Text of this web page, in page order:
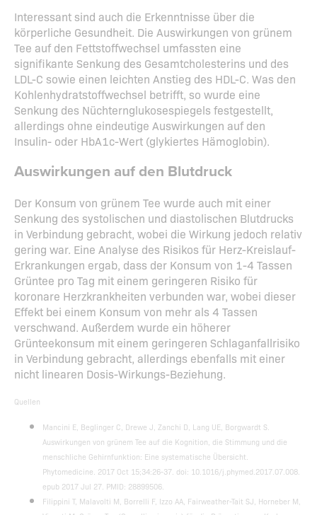
Interessant sind auch die Erkenntnisse über die
körperliche Gesundheit. Die Auswirkungen von grünem
Tee auf den Fettstoffwechsel umfassten eine
signifikante Senkung des Gesamtcholesterins und des
LDL-C sowie einen leichten Anstieg des HDL-C. Was den
Kohlenhydratstoffwechsel betrifft, so wurde eine
Senkung des Nüchternglukosespiegels festgestellt,
allerdings ohne eindeutige Auswirkungen auf den
Insulin- oder HbA1c-Wert (glykiertes Hämoglobin).
Auswirkungen auf den Blutdruck
Der Konsum von grünem Tee wurde auch mit einer
Senkung des systolischen und diastolischen Blutdrucks
in Verbindung gebracht, wobei die Wirkung jedoch relativ
gering war. Eine Analyse des Risikos für Herz-Kreislauf-
Erkrankungen ergab, dass der Konsum von 1-4 Tassen
Grüntee pro Tag mit einem geringeren Risiko für
koronare Herzkrankheiten verbunden war, wobei dieser
Effekt bei einem Konsum von mehr als 4 Tassen
verschwand. Außerdem wurde ein höherer
Grünteekonsum mit einem geringeren Schlaganfallrisiko
in Verbindung gebracht, allerdings ebenfalls mit einer
nicht linearen Dosis-Wirkungs-Beziehung.
Quellen
Mancini E, Beglinger C, Drewe J, Zanchi D, Lang UE, Borgwardt S.
Auswirkungen von grünem Tee auf die Kognition, die Stimmung und die
menschliche Gehirnfunktion: Eine systematische Übersicht.
Phytomedicine. 2017 Oct 15;34:26-37. doi: 10.1016/j.phymed.2017.07.008.
epub 2017 Jul 27. PMID: 28899506.
Filippini T, Malavolti M, Borrelli F, Izzo AA, Fairweather-Tait SJ, Horneber M,